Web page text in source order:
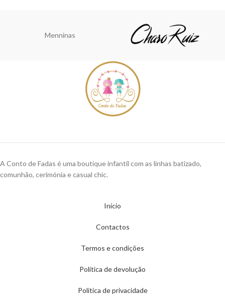
Menninas
A Conto de Fadas é uma boutique infantil com as linhas batizado,
comunhão, cerimónia e casual chic.
Início
Contactos
Termos e condições
Política de devolução
Política de privacidade